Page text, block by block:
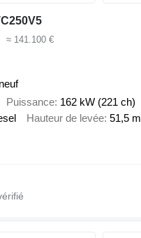
≈ 141.100 €
neuf
Puissance 162 kW (221 ch)
Hauteur de levée 51,5 m